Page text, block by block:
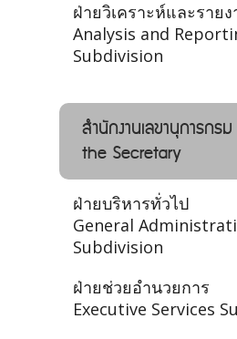
ฝ่ายวิเคราะห์และราย
Analysis and
Subdivision
สำนักงานเลขานุการก
the Secretary
ฝ่ายบริหารทั่วไป
General
Subdivision
ฝ่ายช่วยอำนวยการ
Executive Services